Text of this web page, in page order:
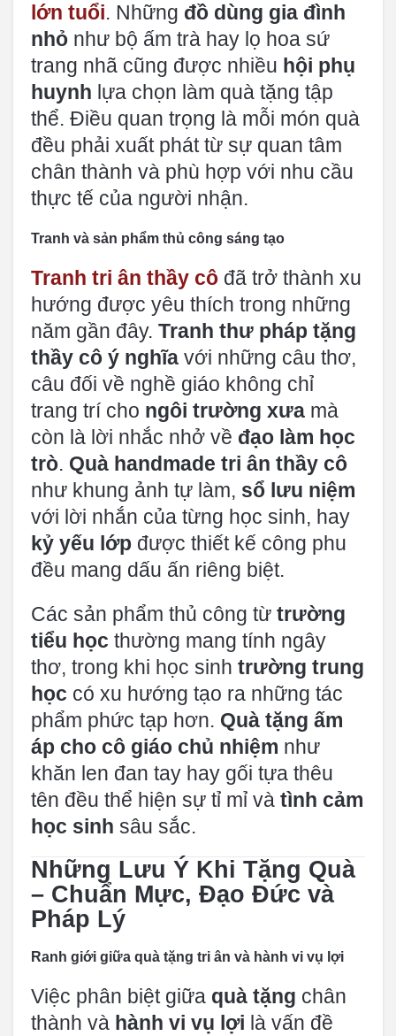
lớn tuổi. Những đồ dùng gia đình
nhỏ như bộ ấm trà hay lọ hoa sứ
trang nhã cũng được nhiều hội phụ
huynh lựa chọn làm quà tặng tập
thể. Điều quan trọng là mỗi món quà
đều phải xuất phát từ sự quan tâm
chân thành và phù hợp với nhu cầu
thực tế của người nhận.
Tranh và sản phẩm thủ công sáng tạo
Tranh tri ân thầy cô đã trở thành xu
hướng được yêu thích trong những
năm gần đây. Tranh thư pháp tặng
thầy cô ý nghĩa với những câu thơ,
câu đối về nghề giáo không chỉ
trang trí cho ngôi trường xưa mà
còn là lời nhắc nhở về đạo làm học
trò. Quà handmade tri ân thầy cô
như khung ảnh tự làm, sổ lưu niệm
với lời nhắn của từng học sinh, hay
kỷ yếu lớp được thiết kế công phu
đều mang dấu ấn riêng biệt.
Các sản phẩm thủ công từ trường
tiểu học thường mang tính ngây
thơ, trong khi học sinh trường trung
học có xu hướng tạo ra những tác
phẩm phức tạp hơn. Quà tặng ấm
áp cho cô giáo chủ nhiệm như
khăn len đan tay hay gối tựa thêu
tên đều thể hiện sự tỉ mỉ và tình cảm
học sinh sâu sắc.
Những Lưu Ý Khi Tặng Quà
– Chuẩn Mực, Đạo Đức và
Pháp Lý
Ranh giới giữa quà tặng tri ân và hành vi vụ lợi
Việc phân biệt giữa quà tặng chân
thành và hành vi vụ lợi là vấn đề